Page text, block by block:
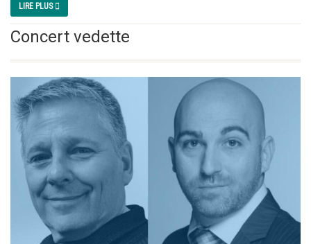
LIRE PLUS
Concert vedette